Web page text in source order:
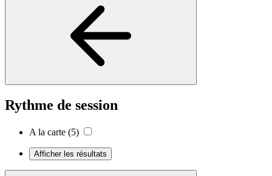
Rythme de session
A la carte (5)
Afficher les résultats